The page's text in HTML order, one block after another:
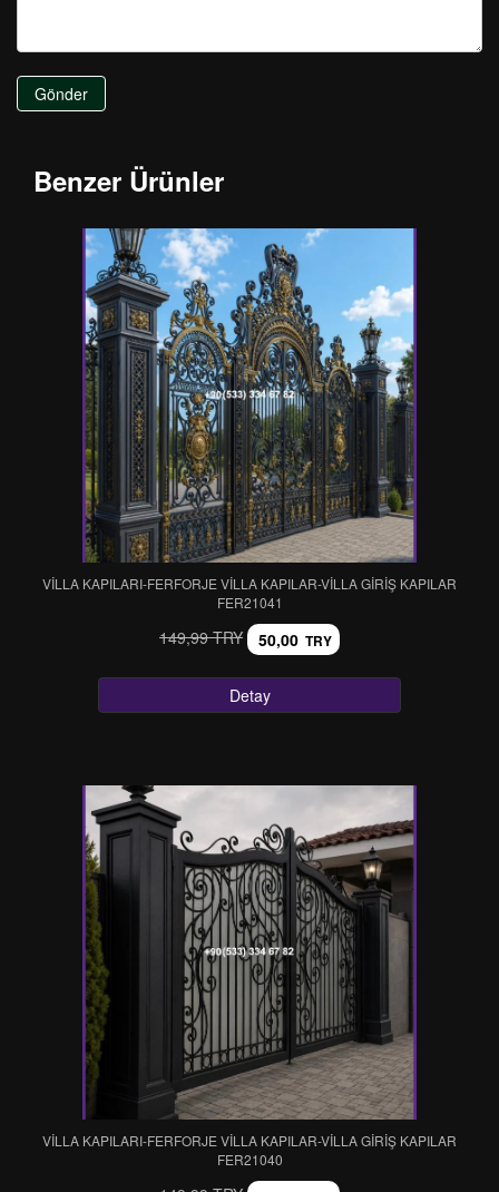
Gönder
Benzer Ürünler
VİLLA KAPILARI-FERFORJE VİLLA KAPILAR-VİLLA GİRİŞ KAPILAR
FER21041
149,99 TRY 50,00 TRY
Detay
VİLLA KAPILARI-FERFORJE VİLLA KAPILAR-VİLLA GİRİŞ KAPILAR
FER21040